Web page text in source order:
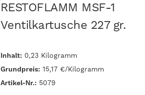
RESTOFLAMM MSF-1
Ventilkartusche 227 gr.
Inhalt:0,23 Kilogramm
Grundpreis:15,17 €/Kilogramm
Artikel-Nr.:5079